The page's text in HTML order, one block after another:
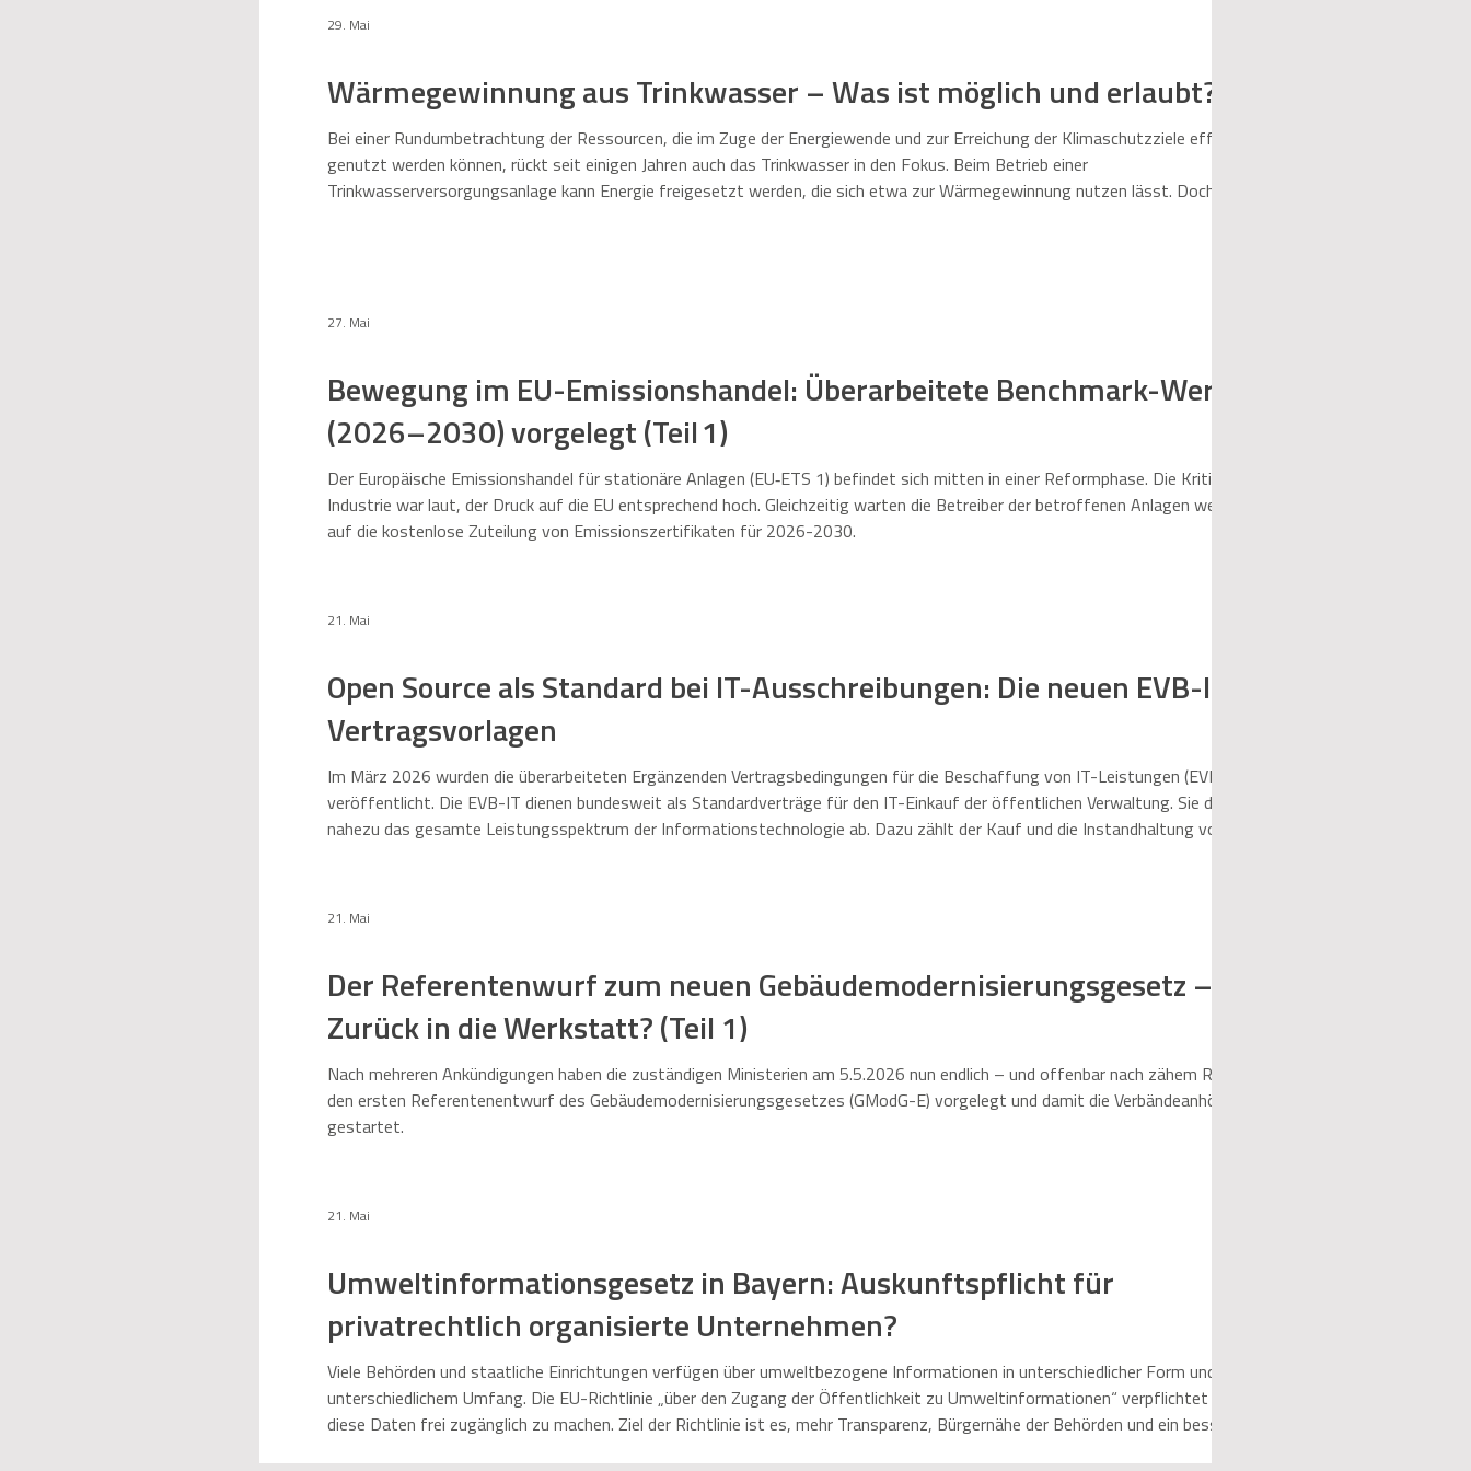
Wärmegewinnung aus Trinkwasser – Was ist möglich und erlaubt?
Bei einer Rundumbetrachtung der Ressourcen, die im Zuge der Energiewende und zur Erreichung der Klimaschutzziele effizienter
genutzt werden können, rückt seit einigen Jahren auch das Trinkwasser in den Fokus. Beim Betrieb einer
Trinkwasserversorgungsanlage kann Energie freigesetzt werden, die sich etwa zur Wärmegewinnung nutzen lässt. Doch wo wird
29. Mai
Bewegung im EU-Emissionshandel: Überarbeitete Benchmark-Werte
(2026–2030) vorgelegt (Teil 1)
Der Europäische Emissionshandel für stationäre Anlagen (EU‑ETS 1) befindet sich mitten in einer Reformphase. Die Kritik aus der
Industrie war laut, der Druck auf die EU entsprechend hoch. Gleichzeitig warten die Betreiber der betroffenen Anlagen weiterhin
auf die kostenlose Zuteilung von Emissionszertifikaten für 2026-2030.
27. Mai
Open Source als Standard bei IT-Ausschreibungen: Die neuen EVB-IT-
Vertragsvorlagen
Im März 2026 wurden die überarbeiteten Ergänzenden Vertragsbedingungen für die Beschaffung von IT-Leistungen (EVB-IT)
veröffentlicht. Die EVB-IT dienen bundesweit als Standardverträge für den IT-Einkauf der öffentlichen Verwaltung. Sie decken
nahezu das gesamte Leistungsspektrum der Informationstechnologie ab. Dazu zählt der Kauf und die Instandhaltung von
21. Mai
Der Referentenwurf zum neuen Gebäudemodernisierungsgesetz –
Zurück in die Werkstatt? (Teil 1)
Nach mehreren Ankündigungen haben die zuständigen Ministerien am 5.5.2026 nun endlich – und offenbar nach zähem Ringen –
den ersten Referentenentwurf des Gebäudemodernisierungsgesetzes (GModG-E) vorgelegt und damit die Verbändeanhörung
gestartet.
21. Mai
Umweltinformationsgesetz in Bayern: Auskunftspflicht für
privatrechtlich organisierte Unternehmen?
Viele Behörden und staatliche Einrichtungen verfügen über umweltbezogene Informationen in unterschiedlicher Form und
unterschiedlichem Umfang. Die EU-Richtlinie „über den Zugang der Öffentlichkeit zu Umweltinformationen“ verpflichtet dazu,
diese Daten frei zugänglich zu machen. Ziel der Richtlinie ist es, mehr Transparenz, Bürgernähe der Behörden und ein besseres
21. Mai